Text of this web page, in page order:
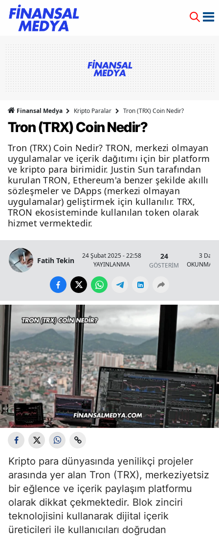
Finansal Medya Kripto Paralar Tron (TRX) Coin Nedir?
Tron (TRX) Coin Nedir?
Tron (TRX) Coin Nedir? TRON, merkezi olmayan
uygulamalar ve içerik dağıtımı için bir platform
ve kripto para birimidir. Justin Sun tarafından
kurulan TRON, Ethereum'a benzer şekilde akıllı
sözleşmeler ve DApps (merkezi olmayan
uygulamalar) geliştirmek için kullanılır. TRX,
TRON ekosisteminde kullanılan token olarak
hizmet vermektedir.
Fatih Tekin
24 Şubat 2025 - 22:58
YAYINLANMA
24
GÖSTERİM
3
OKUNMA
Kripto para dünyasında yenilikçi projeler
arasında yer alan Tron (TRX), merkeziyetsiz
bir eğlence ve içerik paylaşım platformu
olarak dikkat çekmektedir. Blok zinciri
teknolojisini kullanarak dijital içerik
üreticileri ile kullanıcıları doğrudan